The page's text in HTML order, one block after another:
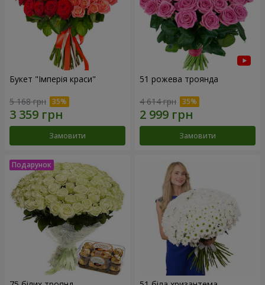
Букет "Імперія краси"
5 168 грн
Замовити
51 рожева троянда
4 614 грн
Замовити